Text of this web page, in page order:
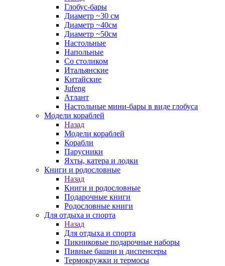
Глобус-бары
Диаметр ~30 см
Диаметр ~40см
Диаметр ~50см
Настольные
Напольные
Со столиком
Итальянские
Китайские
Jufeng
Атлант
Настольные мини-бары в виде глобуса
Модели кораблей
Назад
Модели кораблей
Корабли
Парусники
Яхты, катера и лодки
Книги и родословные
Назад
Книги и родословные
Подарочные книги
Родословные книги
Для отдыха и спорта
Назад
Для отдыха и спорта
Пикниковые подарочные наборы
Пивные башни и диспенсеры
Термокружки и термосы